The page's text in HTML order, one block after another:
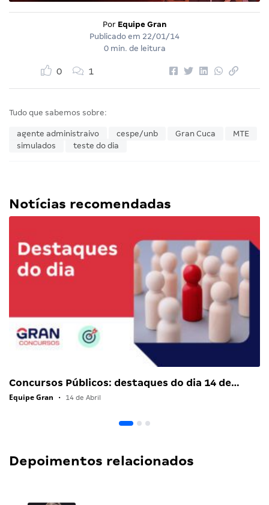
Por Equipe Gran
Publicado em 22/01/14
0 min. de leitura
0 1
Tudo que sabemos sobre:
agente administraivo cespe/unb Gran Cuca
MTE
simulados
teste do dia
Notícias recomendadas
Concursos Públicos: destaques do dia 14 de…
Equipe Gran • 14 de Abril
Depoimentos relacionados